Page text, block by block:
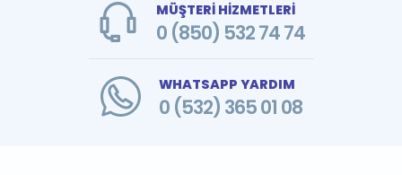
MÜŞTERİ HİZMETLERİ
0 (850) 532 74 74
WHATSAPP YARDIM
0 (532) 365 01 08